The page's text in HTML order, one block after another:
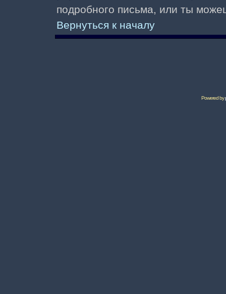
подробного письма, или ты
Вернуться к началу
Powered by